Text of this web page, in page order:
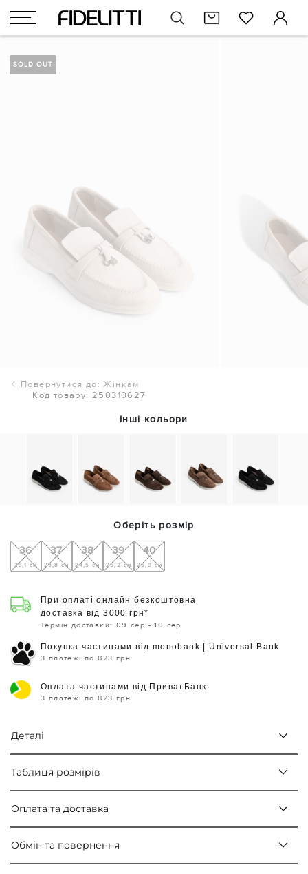
SOLD OUT
Повернутися до: Жінкам
Код товару: 250310627
Інші кольори
Оберіть розмір
36
23,1 см
37
23,8 см
38
24,5 см
39
25,2 см
40
25,9 см
При оплаті онлайн безкоштовна
доставка від 3000 грн*
Термін доставки: 09 сер - 10 сер
Покупка частинами від monobank | Universal Bank
3 платежі по 823 грн
Оплата частинами від ПриватБанк
3 платежі по 823 грн
Деталі
Таблиця розмірів
Оплата та доставка
Обмін та повернення